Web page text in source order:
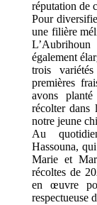
réputation de
Pour
une filière
également
trois
premières
avons
récolter dans
notre jeune
Au
Hassouna,
Marie et
récoltes de
en œuvre
respectueuse